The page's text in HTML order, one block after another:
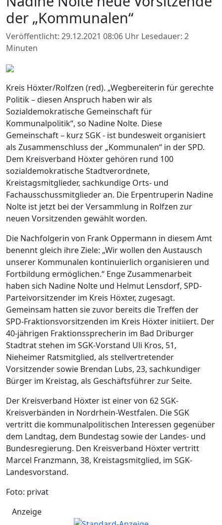
der „Kommunalen“
Veröffentlicht: 29.12.2021 08:06 Uhr Lesedauer: 2
Minuten
Kreis Höxter/Rolfzen (red). „Wegbereiterin für gerechte
Politik – diesen Anspruch haben wir als
Sozialdemokratische Gemeinschaft für
Kommunalpolitik“, so Nadine Nolte. Diese
Gemeinschaft – kurz SGK - ist bundesweit organisiert
als Zusammenschluss der „Kommunalen“ in der SPD.
Dem Kreisverband Höxter gehören rund 100
sozialdemokratische Stadtverordnete,
Kreistagsmitglieder, sachkundige Orts- und
Fachausschussmitglieder an. Die Erpentruperin Nadine
Nolte ist jetzt bei der Versammlung in Rolfzen zur
neuen Vorsitzenden gewählt worden.
Die Nachfolgerin von Frank Oppermann in diesem Amt
benennt gleich ihre Ziele: „Wir wollen den Austausch
unserer Kommunalen kontinuierlich organisieren und
Fortbildung ermöglichen.“ Enge Zusammenarbeit
haben sich Nadine Nolte und Helmut Lensdorf, SPD-
Parteivorsitzender im Kreis Höxter, zugesagt.
Gemeinsam hatten sie zuvor bereits die Treffen der
SPD-Fraktionsvorsitzenden im Kreis Höxter initiiert. Der
40-jährigen Fraktionssprecherin im Bad Driburger
Stadtrat stehen im SGK-Vorstand Uli Kros, 51,
Nieheimer Ratsmitglied, als stellvertretender
Vorsitzender sowie Brendan Lubs, 23, sachkundiger
Bürger im Kreistag, als Geschäftsführer zur Seite.
Der Kreisverband Höxter ist einer von 62 SGK-
Kreisverbänden in Nordrhein-Westfalen. Die SGK
vertritt die kommunalpolitischen Interessen gegenüber
dem Landtag, dem Bundestag sowie der Landes- und
Bundesregierung. Den Kreisverband Höxter vertritt
Marcel Franzmann, 38, Kreistagsmitglied, im SGK-
Landesvorstand.
Foto: privat
Anzeige